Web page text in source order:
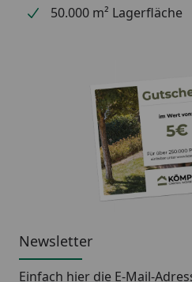
50.000 m² Lagerfläche
Newsletter
Einfach hier die E-Mail-